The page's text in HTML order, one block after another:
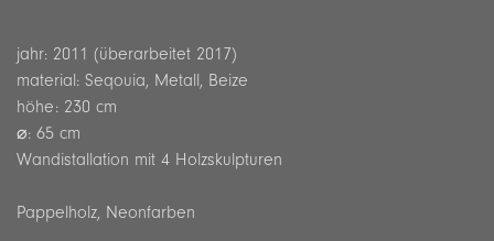
jahr: 2011 (überarbeitet 2017)
material: Seqouia, Metall, Beize
höhe: 230 cm
⌀: 65 cm
Wandistallation mit 4 Holzskulpturen
Pappelholz, Neonfarben